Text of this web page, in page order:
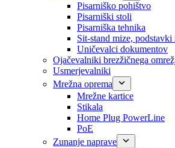
Pisarniško pohištvo
Pisarniški stoli
Pisarniška tehnika
Sit-stand mize,
Uničevalci dokumentov
Ojačevalniki brezžičnega
Usmerjevalniki
Mrežna oprema
Mrežne kartice
Stikala
Home Plug PowerLine
PoE
Zunanje naprave